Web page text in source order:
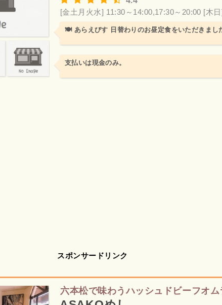
[金土月火水] 11:30～14:00,17:30～20:00 [木
🍽️ あらえびす 日替わりのお昼定食をいただきまし
支払いは現金のみ。
スポンサードリンク
六本松で味わうハッシュドビーフオム